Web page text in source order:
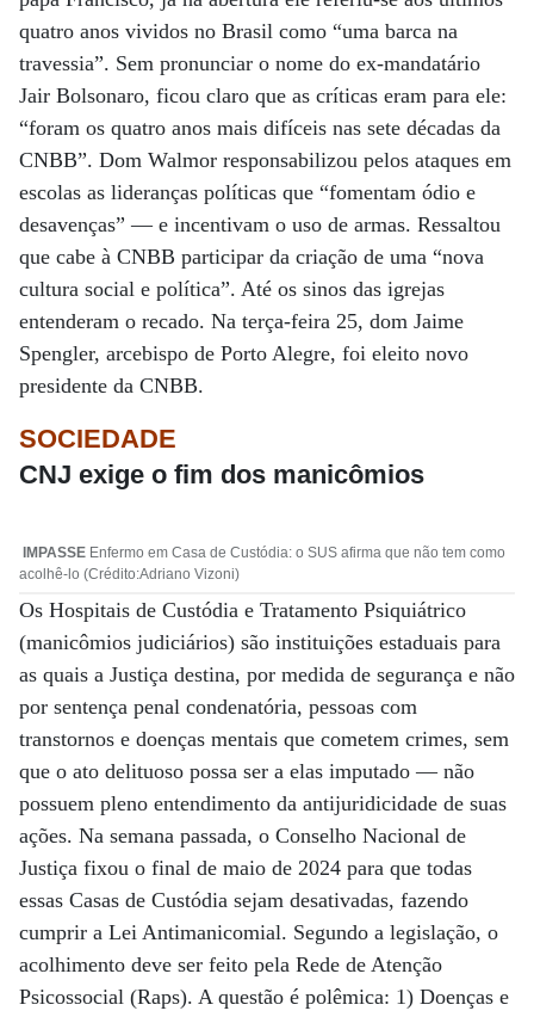
quatro anos vividos no Brasil como “uma barca na
travessia”. Sem pronunciar o nome do ex-mandatário
Jair Bolsonaro, ficou claro que as críticas eram para ele:
“foram os quatro anos mais difíceis nas sete décadas da
CNBB”. Dom Walmor responsabilizou pelos ataques em
escolas as lideranças políticas que “fomentam ódio e
desavenças” — e incentivam o uso de armas. Ressaltou
que cabe à CNBB participar da criação de uma “nova
cultura social e política”. Até os sinos das igrejas
entenderam o recado. Na terça-feira 25, dom Jaime
Spengler, arcebispo de Porto Alegre, foi eleito novo
presidente da CNBB.
SOCIEDADE
CNJ exige o fim dos manicômios
IMPASSE Enfermo em Casa de Custódia: o SUS afirma que não tem como
acolhê-lo (Crédito:Adriano Vizoni)
Os Hospitais de Custódia e Tratamento Psiquiátrico
(manicômios judiciários) são instituições estaduais para
as quais a Justiça destina, por medida de segurança e não
por sentença penal condenatória, pessoas com
transtornos e doenças mentais que cometem crimes, sem
que o ato delituoso possa ser a elas imputado — não
possuem pleno entendimento da antijuridicidade de suas
ações. Na semana passada, o Conselho Nacional de
Justiça fixou o final de maio de 2024 para que todas
essas Casas de Custódia sejam desativadas, fazendo
cumprir a Lei Antimanicomial. Segundo a legislação, o
acolhimento deve ser feito pela Rede de Atenção
Psicossocial (Raps). A questão é polêmica: 1) Doenças e